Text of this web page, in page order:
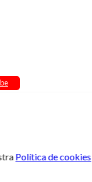
Política de cookies